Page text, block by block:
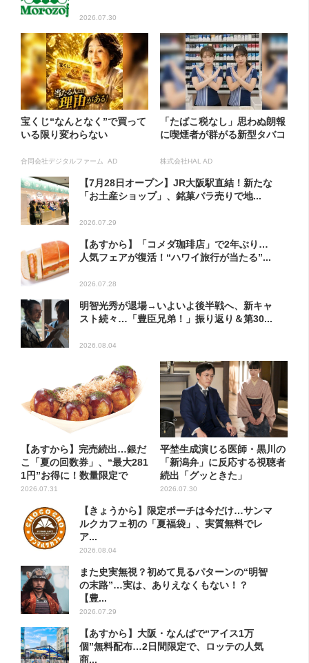
2026.07.30
宝くじ“なんとなく”で買って
いる限り変わらない
合同会社デジタルファーム AD
「たばこ税なし」思わぬ朗報
に喫煙者が群がる新型タバコ
株式会社HAL AD
【7月28日オープン】JR大阪駅直結！新たな
「お土産ショップ」、銘菓バラ売りで地...
2026.07.29
【あすから】「コメダ珈琲店」で2年ぶり…
人気フェアが復活！“ハワイ旅行が当たる”...
2026.07.28
明智光秀が退場→いよいよ後半戦へ、新キャ
スト続々…「豊臣兄弟！」振り返り＆第30...
2026.08.04
【あすから】完売続出…銀だ
こ「夏の回数券」、“最大281
1円”お得に！数量限定で
2026.07.31
平埜生成演じる医師・黒川の
「新潟弁」に反応する視聴者
続出「グッときた」
2026.07.30
【きょうから】限定ポーチは今だけ…サンマ
ルクカフェ初の「夏福袋」、実質無料でレ
ア...
2026.08.04
また史実無視？初めて見るパターンの“明智
の末路”…実は、ありえなくもない！？
【豊...
2026.07.29
【あすから】大阪・なんばで“アイス1万
個”無料配布…2日間限定で、ロッテの人気
商...